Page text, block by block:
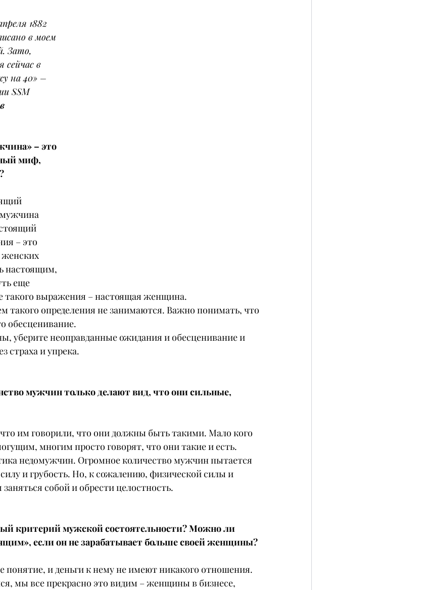
1882
в моем
Зато,
сейчас в
на 40» –
SSM
– это
миф,
– это
женских
настоящим,
еще
такого выражения – настоящая женщина.
определения не занимаются. Важно понимать, что
обесценивание.
уберите неоправданные ожидания и обесценивание и
страха и упрека.
мужчин только делают вид, что они сильные,
им говорили, что они должны быть такими. Мало кого
многим просто говорят, что они такие и есть.
недомужчин. Огромное количество мужчин пытается
силу и грубость. Но, к сожалению, физической силы и
собой и обрести целостность.
критерий мужской состоятельности? Можно ли
если он не зарабатывает больше своей женщины?
понятие, и деньги к нему не имеют никакого отношения.
мы все прекрасно это видим – женщины в бизнесе,